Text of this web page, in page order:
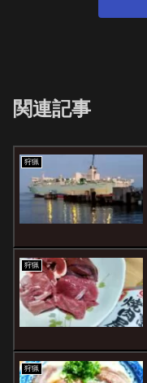
関連記事
狩猟
狩猟
狩猟